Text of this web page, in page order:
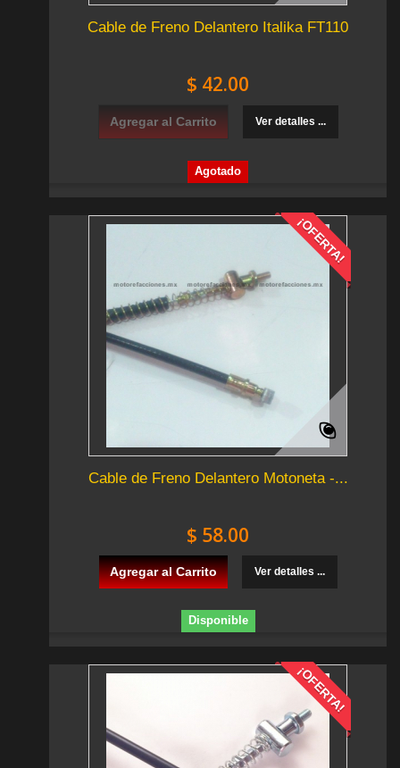
Cable de Freno Delantero Italika FT110
$ 42.00
Agregar al Carrito Ver detalles ...
Agotado
¡OFERTA!
Cable de Freno Delantero Motoneta -...
$ 58.00
Agregar al Carrito Ver detalles ...
Disponible
¡OFERTA!